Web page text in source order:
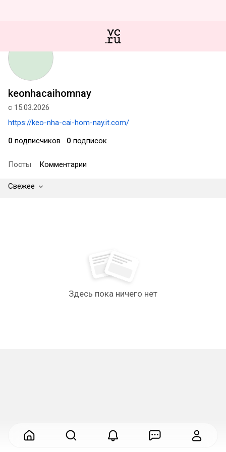
keonhacaihomnay
с 15.03.2026
https://keo-nha-cai-hom-nay.it.com/
0 подписчиков 0 подписок
Посты Комментарии
Свежее
Здесь пока ничего нет